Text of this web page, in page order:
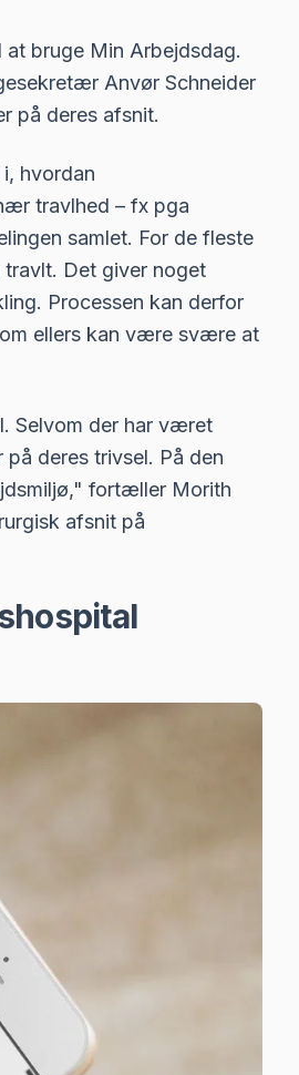
bruge Min Arbejdsdag.
Anvør Schneider
på deres afsnit.
hvordan
travlhed – fx pga
samlet. For de fleste
Det giver noget
Processen kan derfor
ellers kan være svære at
Selvom der har været
deres trivsel. På den
fortæller Morith
afsnit på